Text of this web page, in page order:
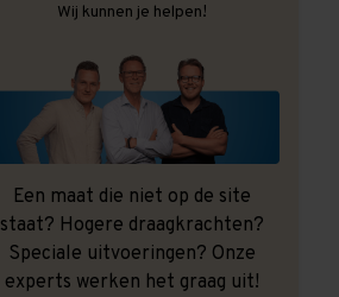
Wij kunnen je helpen!
Een maat die niet op de site
staat? Hogere draagkrachten?
Speciale uitvoeringen? Onze
experts werken het graag uit!